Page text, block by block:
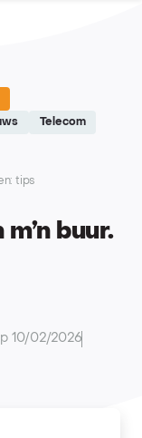
Telecom
tips
buur.
10/02/2026